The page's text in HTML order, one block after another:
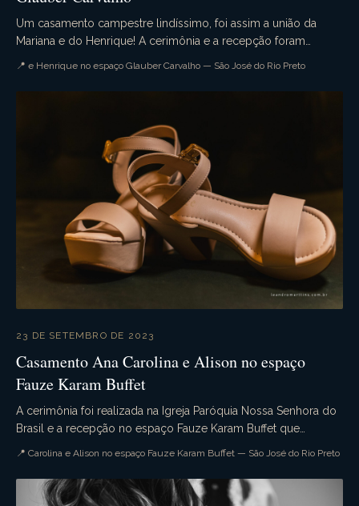
Um casamento campestre lindíssimo, foi assim a união da
Mariana e do Henrique! A cerimônia e a recepção foram
📍 e Henrique no espaço Glauber Carvalho — São José do Rio Preto
23 DE SETEMBRO DE 2023
Casamento Ana Carolina e Alison no espaço
Fauze Karam Buffet
A cerimônia foi realizada na Igreja Paróquia Nossa Senhora do
Brasil e a recepção no espaço Fauze Karam Buffet que
📍 Carolina e Alison no espaço Fauze Karam Buffet — São José do Rio Preto